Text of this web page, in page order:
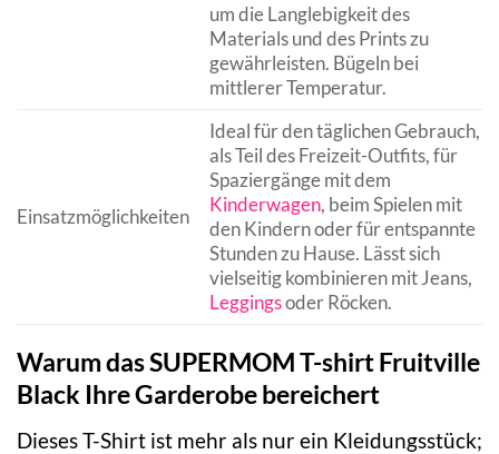
um die Langlebigkeit des
Materials und des Prints zu
gewährleisten. Bügeln bei
mittlerer Temperatur.
Einsatzmöglichkeiten
Ideal für den täglichen Gebrauch,
als Teil des Freizeit-Outfits, für
Spaziergänge mit dem
Kinderwagen, beim Spielen mit
den Kindern oder für entspannte
Stunden zu Hause. Lässt sich
vielseitig kombinieren mit Jeans,
Leggingsoder Röcken.
Warum das SUPERMOM T-shirt Fruitville
Black Ihre Garderobe bereichert
Dieses T-Shirt ist mehr als nur ein Kleidungsstück;